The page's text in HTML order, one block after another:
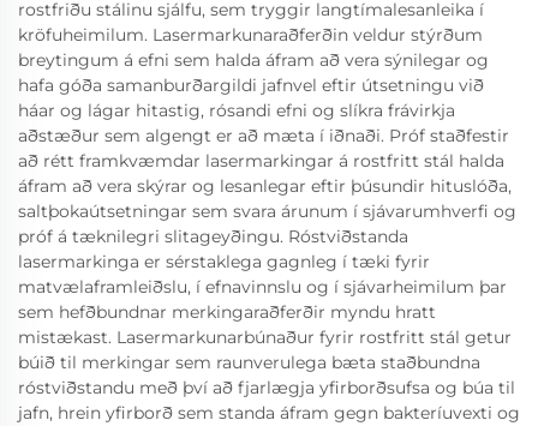
rostfriðu stálinu sjálfu, sem tryggir langtímalesanleika í
kröfuheimilum. Lasermarkunaraðferðin veldur stýrðum
breytingum á efni sem halda áfram að vera sýnilegar og
hafa góða samanburðargildi jafnvel eftir útsetningu við
háar og lágar hitastig, rósandi efni og slíkra frávirkja
aðstæður sem algengt er að mæta í iðnaði. Próf staðfestir
að rétt framkvæmdar lasermarkingar á rostfritt stál halda
áfram að vera skýrar og lesanlegar eftir þúsundir hituslóða,
saltþokaútsetningar sem svara árunum í sjávarumhverfi og
próf á tæknilegri slitageyðingu. Róstviðstanda
lasermarkinga er sérstaklega gagnleg í tæki fyrir
matvælaframleiðslu, í efnavinnslu og í sjávarheimilum þar
sem hefðbundnar merkingaraðferðir myndu hratt
mistækast. Lasermarkunarbúnaður fyrir rostfritt stál getur
búið til merkingar sem raunverulega bæta staðbundna
róstviðstandu með því að fjarlægja yfirborðsufsa og búa til
jafn, hrein yfirborð sem standa áfram gegn bakteríuvexti og